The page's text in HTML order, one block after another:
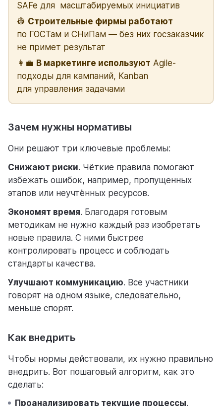
SAFe для масштабируемых инициатив
👷 Строительные фирмы работают
по ГОСТам и СНиПам — без них госзаказчик
не примет результат
👩‍💼 В маркетинге используют Agile-
подходы для кампаний, Kanban
для управления задачами
Зачем нужны нормативы
Они решают три ключевые проблемы:
Снижают риски. Чёткие правила помогают
избежать ошибок, например, пропущенных
этапов или неучтённых ресурсов.
Экономят время. Благодаря готовым
методикам не нужно каждый раз изобретать
новые правила. С ними быстрее
контролировать процесс и соблюдать
стандарты качества.
Улучшают коммуникацию. Все участники
говорят на одном языке, следовательно,
меньше спорят.
Как внедрить
Чтобы нормы действовали, их нужно правильно
внедрить. Вот пошаговый алгоритм, как это
сделать:
Проанализировать текущие процессы.